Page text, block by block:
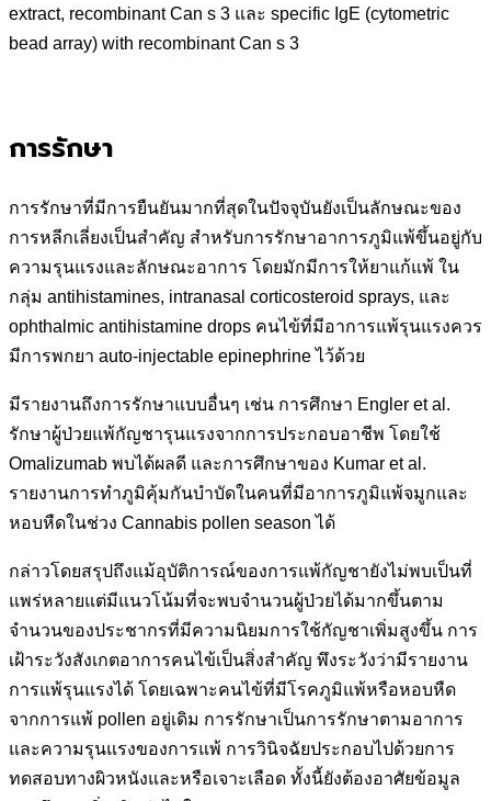
extract, recombinant Can s 3 และ specific IgE (cytometric
bead array) with recombinant Can s 3
การรักษา
การรักษาที่มีการยืนยันมากที่สุดในปัจจุบันยังเป็นลักษณะของ
การหลีกเลี่ยงเป็นสำคัญ สำหรับการรักษาอาการภูมิแพ้ขึ้นอยู่กับ
ความรุนแรงและลักษณะอาการ โดยมักมีการให้ยาแก้แพ้ ใน
กลุ่ม antihistamines, intranasal corticosteroid sprays, และ
ophthalmic antihistamine drops คนไข้ที่มีอาการแพ้รุนแรงควร
มีการพกยา auto-injectable epinephrine ไว้ด้วย
มีรายงานถึงการรักษาแบบอื่นๆ เช่น การศึกษา Engler et al.
รักษาผู้ป่วยแพ้กัญชารุนแรงจากการประกอบอาชีพ โดยใช้
Omalizumab พบได้ผลดี และการศึกษาของ Kumar et al.
รายงานการทำภูมิคุ้มกันบำบัดในคนที่มีอาการภูมิแพ้จมูกและ
หอบหืดในช่วง Cannabis pollen season ได้
กล่าวโดยสรุปถึงแม้อุบัติการณ์ของการแพ้กัญชายังไม่พบเป็นที่
แพร่หลายแต่มีแนวโน้มที่จะพบจำนวนผู้ป่วยได้มากขึ้นตาม
จำนวนของประชากรที่มีความนิยมการใช้กัญชาเพิ่มสูงขึ้น การ
เฝ้าระวังสังเกตอาการคนไข้เป็นสิ่งสำคัญ พึงระวังว่ามีรายงาน
การแพ้รุนแรงได้ โดยเฉพาะคนไข้ที่มีโรคภูมิแพ้หรือหอบหืด
จากการแพ้ pollen อยู่เดิม การรักษาเป็นการรักษาตามอาการ
และความรุนแรงของการแพ้ การวินิจฉัยประกอบไปด้วยการ
ทดสอบทางผิวหนังและหรือเจาะเลือด ทั้งนี้ยังต้องอาศัยข้อมูล